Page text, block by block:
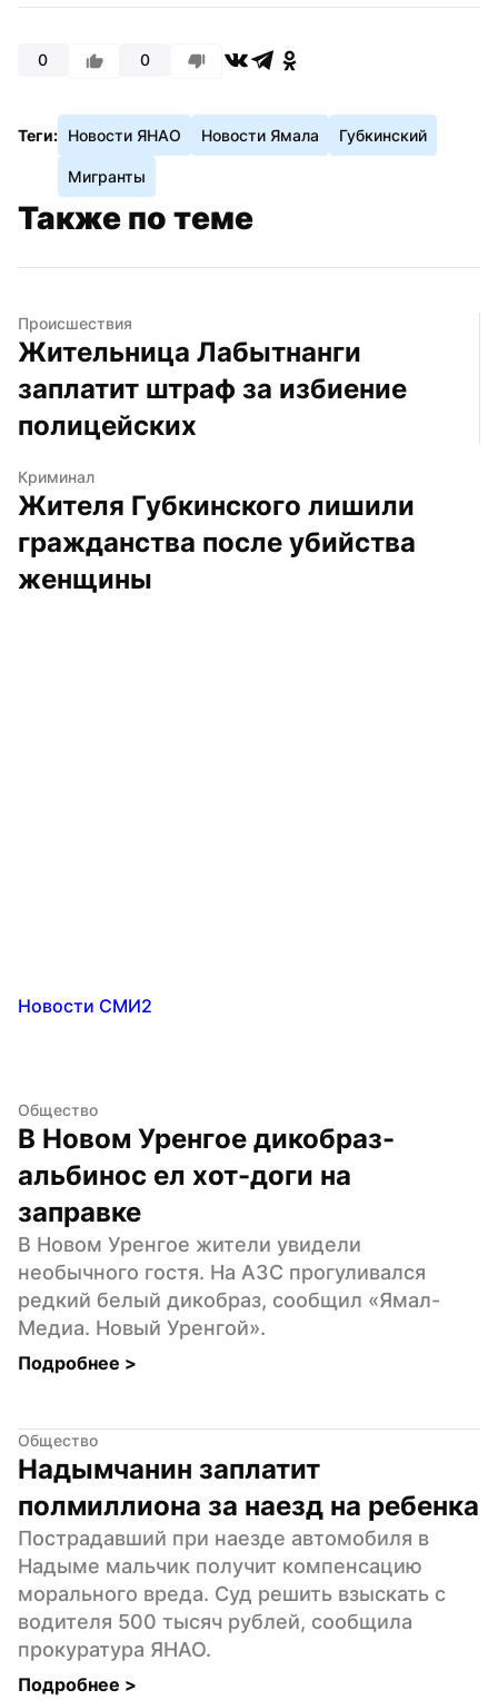
0 0
Теги: Новости ЯНАО Новости Ямала Губкинский
Мигранты
Также по теме
Происшествия
Жительница Лабытнанги
заплатит штраф за избиение
полицейских
Криминал
Жителя Губкинского лишили
гражданства после убийства
женщины
Новости СМИ2
Общество
В Новом Уренгое дикобраз-
альбинос ел хот-доги на
заправке
В Новом Уренгое жители увидели
необычного гостя. На АЗС прогуливался
редкий белый дикобраз, сообщил «Ямал-
Медиа. Новый Уренгой».
Подробнее >
Общество
Надымчанин заплатит
полмиллиона за наезд на ребенка
Пострадавший при наезде автомобиля в
Надыме мальчик получит компенсацию
морального вреда. Суд решить взыскать с
водителя 500 тысяч рублей, сообщила
прокуратура ЯНАО.
Подробнее >